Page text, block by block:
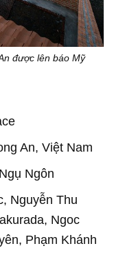
được lên báo Mỹ
An, Việt Nam
Ngôn
Nguyễn Thu
Ngoc
Phạm Khánh